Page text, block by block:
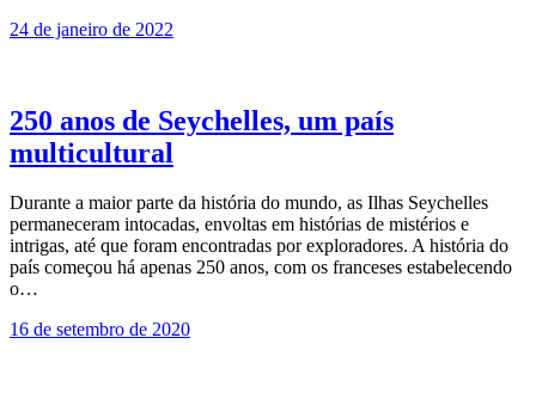
24 de janeiro de 2022
250 anos de Seychelles, um país
multicultural
Durante a maior parte da história do mundo, as Ilhas Seychelles
permaneceram intocadas, envoltas em histórias de mistérios e
intrigas, até que foram encontradas por exploradores. A história do
país começou há apenas 250 anos, com os franceses estabelecendo
o…
16 de setembro de 2020